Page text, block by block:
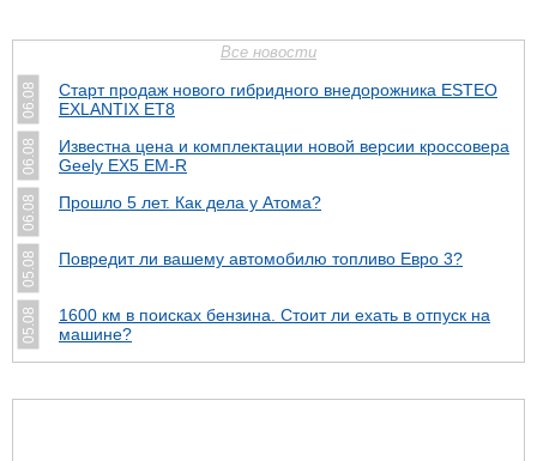
Все новости
06.08
Старт продаж нового гибридного внедорожника ESTEO
EXLANTIX ET8
06.08
Известна цена и комплектации новой версии кроссовера
Geely EX5 EM-R
06.08 Прошло 5 лет. Как дела у Атома?
05.08 Повредит ли вашему автомобилю топливо Евро 3?
05.08
1600 км в поисках бензина. Стоит ли ехать в отпуск на
машине?